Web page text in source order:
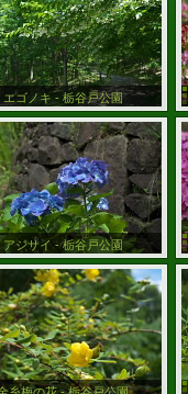
エゴノキ - 栃谷戸公園
アジサイ - 栃谷戸公園